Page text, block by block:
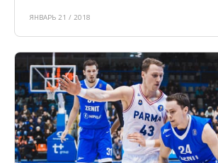
ЯНВАРЬ 21 / 2018